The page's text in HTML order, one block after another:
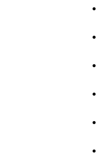
•
•
•
•
•
•